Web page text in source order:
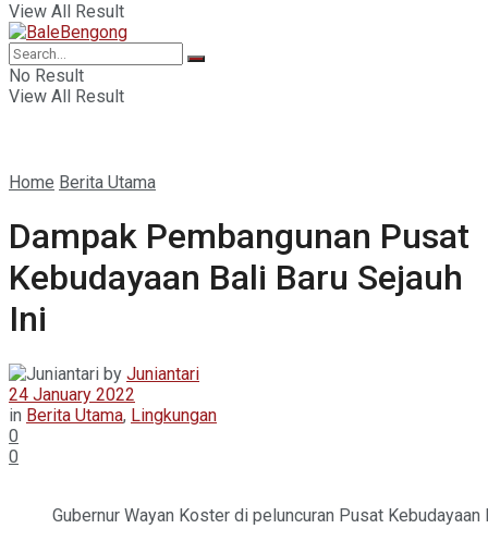
View All Result
No Result
View All Result
Home Berita Utama
Dampak Pembangunan Pusat
Kebudayaan Bali Baru Sejauh
Ini
by Juniantari
24 January 2022
in Berita Utama, Lingkungan
0
0
Gubernur Wayan Koster di peluncuran Pusat